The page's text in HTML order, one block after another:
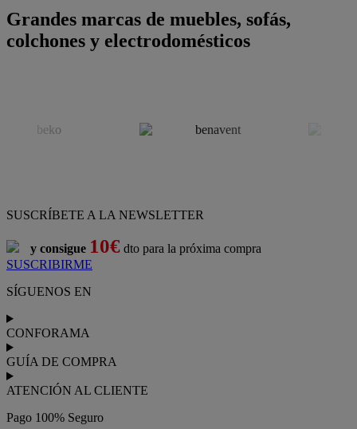
Grandes marcas de muebles, sofás,
colchones y electrodomésticos
SUSCRÍBETE A LA NEWSLETTER
y consigue 10€ dto para la próxima compra
SUSCRIBIRME
SÍGUENOS EN
CONFORAMA
GUÍA DE COMPRA
ATENCIÓN AL CLIENTE
Pago 100% Seguro